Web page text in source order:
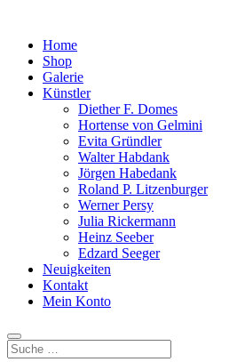
Home
Shop
Galerie
Künstler
Diether F. Domes
Hortense von Gelmini
Evita Gründler
Walter Habdank
Jörgen Habedank
Roland P. Litzenburger
Werner Persy
Julia Rickermann
Heinz Seeber
Edzard Seeger
Neuigkeiten
Kontakt
Mein Konto